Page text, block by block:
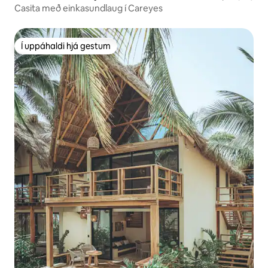
Casita með einkasundlaug í Careyes
Í uppáhaldi hjá gestum
Í uppáhaldi hjá gestum